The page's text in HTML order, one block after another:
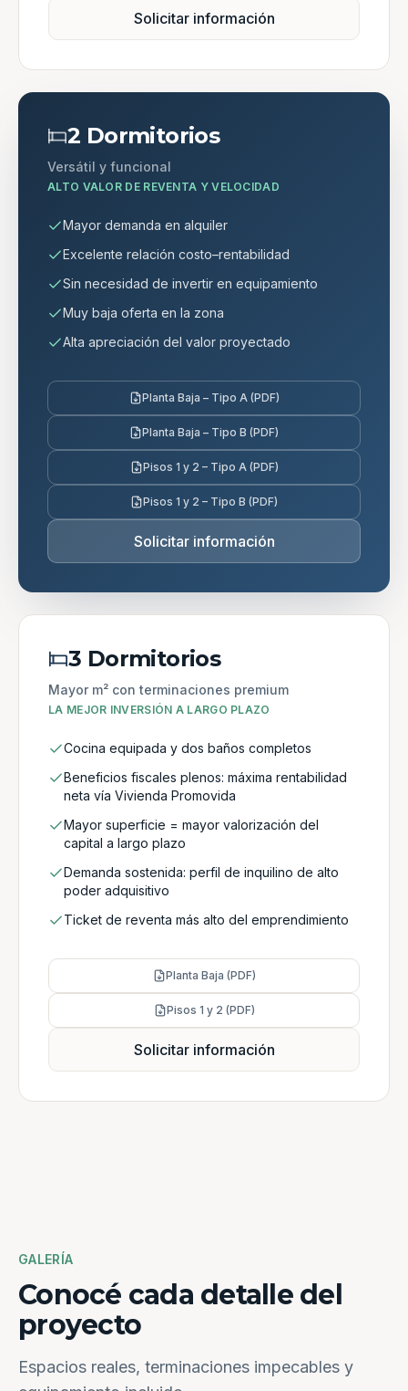
Solicitar información
2 Dormitorios
Versátil y funcional
ALTO VALOR DE REVENTA Y VELOCIDAD
Mayor demanda en alquiler
Excelente relación costo–rentabilidad
Sin necesidad de invertir en equipamiento
Muy baja oferta en la zona
Alta apreciación del valor proyectado
Planta Baja – Tipo A (PDF)
Planta Baja – Tipo B (PDF)
Pisos 1 y 2 – Tipo A (PDF)
Pisos 1 y 2 – Tipo B (PDF)
Solicitar información
3 Dormitorios
Mayor m² con terminaciones premium
LA MEJOR INVERSIÓN A LARGO PLAZO
Cocina equipada y dos baños completos
Beneficios fiscales plenos: máxima rentabilidad
neta vía Vivienda Promovida
Mayor superficie = mayor valorización del
capital a largo plazo
Demanda sostenida: perfil de inquilino de alto
poder adquisitivo
Ticket de reventa más alto del emprendimiento
Planta Baja (PDF)
Pisos 1 y 2 (PDF)
Solicitar información
GALERÍA
Conocé cada detalle del
proyecto
Espacios reales, terminaciones impecables y